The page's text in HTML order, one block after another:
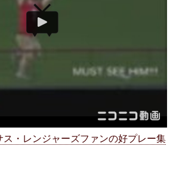
ス・レンジャーズファンの好プレー集